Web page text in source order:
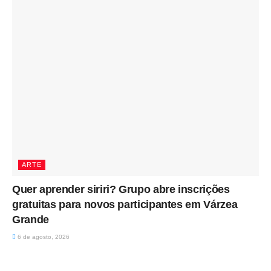
ARTE
Quer aprender siriri? Grupo abre inscrições
gratuitas para novos participantes em Várzea
Grande
6 de agosto, 2026